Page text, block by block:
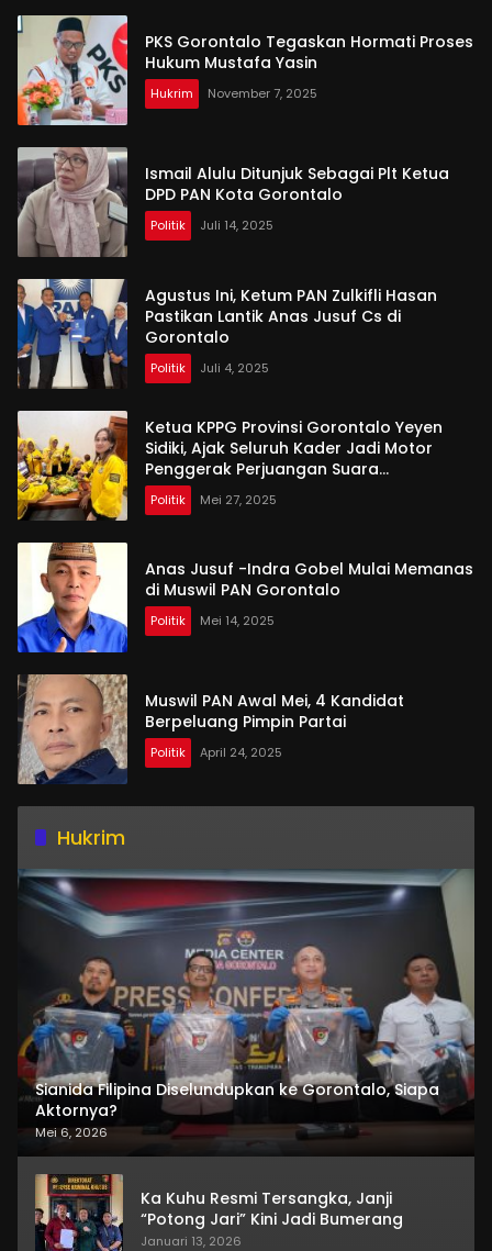
PKS Gorontalo Tegaskan Hormati Proses
Hukum Mustafa Yasin
Hukrim November 7, 2025
Ismail Alulu Ditunjuk Sebagai Plt Ketua
DPD PAN Kota Gorontalo
Politik Juli 14, 2025
Agustus Ini, Ketum PAN Zulkifli Hasan
Pastikan Lantik Anas Jusuf Cs di
Gorontalo
Politik Juli 4, 2025
Ketua KPPG Provinsi Gorontalo Yeyen
Sidiki, Ajak Seluruh Kader Jadi Motor
Penggerak Perjuangan Suara
Perempuan
Politik Mei 27, 2025
Anas Jusuf -Indra Gobel Mulai Memanas
di Muswil PAN Gorontalo
Politik Mei 14, 2025
Muswil PAN Awal Mei, 4 Kandidat
Berpeluang Pimpin Partai
Politik April 24, 2025
Hukrim
Sianida Filipina Diselundupkan ke Gorontalo, Siapa
Aktornya?
Mei 6, 2026
Ka Kuhu Resmi Tersangka, Janji
“Potong Jari” Kini Jadi Bumerang
Januari 13, 2026